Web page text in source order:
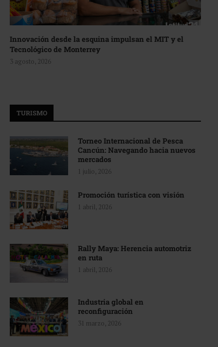
Innovación desde la esquina impulsan el MIT y el
Tecnológico de Monterrey
3 agosto, 2026
TURISMO
Torneo Internacional de Pesca
Cancún: Navegando hacia nuevos
mercados
1 julio, 2026
Promoción turística con visión
1 abril, 2026
Rally Maya: Herencia automotriz
en ruta
1 abril, 2026
Industria global en
reconfiguración
31 marzo, 2026